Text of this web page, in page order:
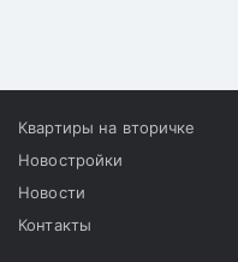
Квартиры на вторичке
Новостройки
Новости
Контакты